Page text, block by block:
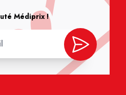
Médiprix !